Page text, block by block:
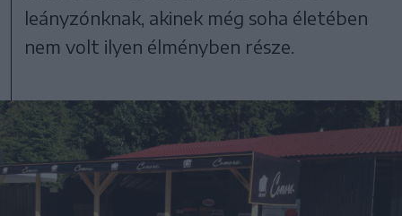
leányzónknak, akinek még soha életében
nem volt ilyen élményben része.